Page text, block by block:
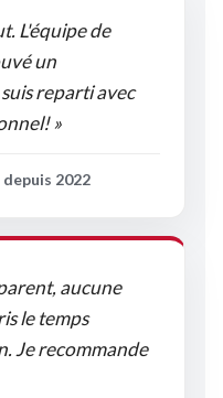
L'équipe de
un
reparti avec
»
2022
aucune
le temps
Je recommande